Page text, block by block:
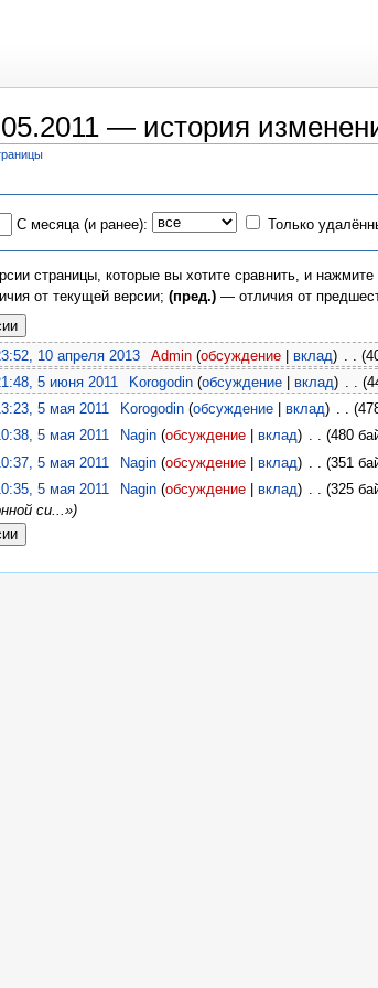
— история
С месяца (и ранее): Только
страницы, которые вы хотите сравнить, и нажмите
от текущей версии; (пред.) — отличия от
10 апреля 2013 Admin (обсуждение| вклад)
5 июня 2011 Korogodin (обсуждение| вклад)
5 мая 2011 Korogodin (обсуждение| вклад) . .
5 мая 2011 Nagin (обсуждение| вклад) . . (480
5 мая 2011 Nagin (обсуждение| вклад) (351
5 мая 2011 Nagin (обсуждение| вклад) (325
си...»)